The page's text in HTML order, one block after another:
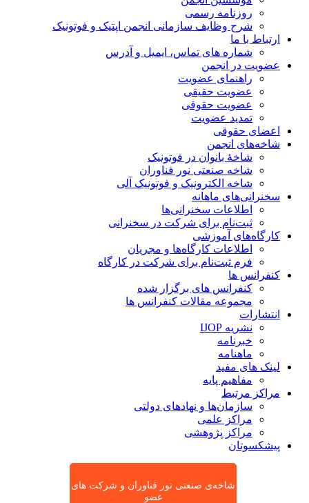
روزنامه رسمی
شرح وظایف سازمانی انجمن اپتیک و فوتونیک
ارتباط با ما
شماره های تماس، ایمیل و آدرس
عضویت در انجمن
راهنمای عضویت
عضویت حقیقی
عضویت حقوقی
تمدید عضویت
اعضای حقوقی
شاخه‌های انجمن
شاخۀ بانوان در فوتونیک
شاخه صنعتی نور فناوران
شاخه‌ الکترونیک و فوتونیک آلی
سخنرانی‌های ماهانه
اطلاعات سخنرانی‌‌ها
ثبت‌نام برای شرکت در سخنرانی
کارگاه‌های آموزشی
اطلاعات کارگاه‌ها و مجریان
فرم ثبت‌نام برای شرکت در کارگاه
کنفرانس ها
کنفرانس های برگزار شده
مجموعه مقالات کنفرانس ها
انتشارات
نشریه IJOP
خبرنامه
ماهنامه
لینک های مفید
مفاهیم پایه
مراکز مرتبط
سازمان‌ها و نهادهای دولتی
مراکز علمی
مراکز پژوهشی
پیشکسوتان
شاخه‌ی صنعتی نور فناوران و شرکت های
عضو